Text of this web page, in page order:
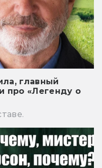
главный
про «Легенду о